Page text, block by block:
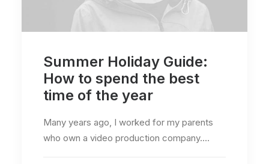
Summer Holiday Guide:
How to spend the best
time of the year
Many years ago, I worked for my parents
who own a video production company.…